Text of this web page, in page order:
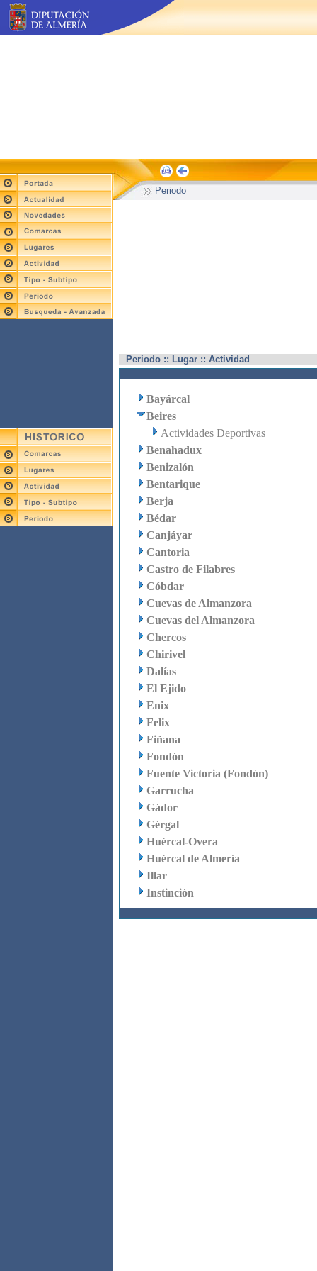
Periodo
Periodo :: Lugar :: Actividad
Bayárcal
Beires
Actividades Deportivas
Benahadux
Benizalón
Bentarique
Berja
Bédar
Canjáyar
Cantoria
Castro de Filabres
Cóbdar
Cuevas de Almanzora
Cuevas del Almanzora
Chercos
Chirivel
Dalías
El Ejido
Enix
Felix
Fiñana
Fondón
Fuente Victoria (Fondón)
Garrucha
Gádor
Gérgal
Huércal-Overa
Huércal de Almería
Illar
Instinción